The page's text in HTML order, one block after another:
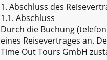
1. Abschluss des
1.1. Abschluss
Durch die Buchung
eines Reisevertrages an.
Time Out Tours GmbH